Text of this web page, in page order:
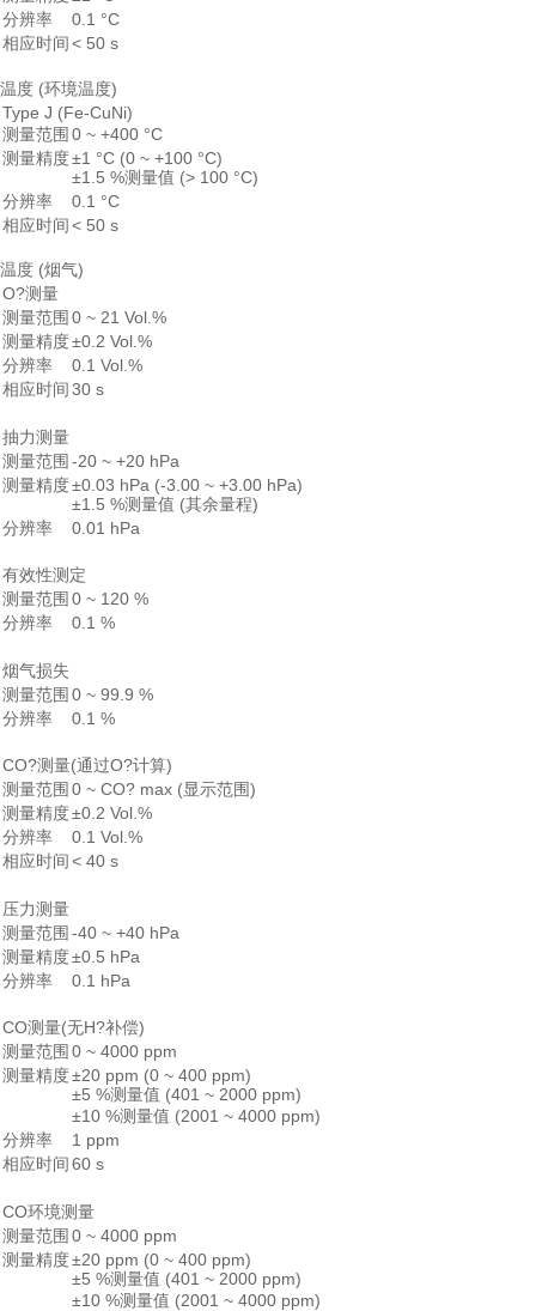
分辨率
0.1 °C
相应时间< 50 s
温度 (环境温度)
Type J (Fe-CuNi)
测量范围0 ~ +400 °C
测量精度±1 °C (0 ~ +100 °C)
±1.5 %测量值 (> 100 °C)
分辨率
0.1 °C
相应时间< 50 s
温度 (烟气)
O?测量
测量范围 0 ~ 21 Vol.%
测量精度±0.2 Vol.%
分辨率
0.1 Vol.%
相应时间30 s
抽力测量
测量范围-20 ~ +20 hPa
测量精度±0.03 hPa (-3.00 ~ +3.00 hPa)
±1.5 %测量值 (其余量程)
分辨率
0.01 hPa
有效性测定
测量范围 0 ~ 120 %
分辨率
0.1 %
烟气损失
测量范围0 ~ 99.9 %
分辨率
0.1 %
CO?测量(通过O?计算)
测量范围 0 ~ CO? max (显示范围)
测量精度±0.2 Vol.%
分辨率
0.1 Vol.%
相应时间< 40 s
压力测量
测量范围-40 ~ +40 hPa
测量精度±0.5 hPa
分辨率
0.1 hPa
CO测量(无H?补偿)
测量范围 0 ~ 4000 ppm
测量精度±20 ppm (0 ~ 400 ppm)
±5 %测量值 (401 ~ 2000 ppm)
±10 %测量值 (2001 ~ 4000 ppm)
分辨率
1 ppm
相应时间60 s
CO环境测量
测量范围0 ~ 4000 ppm
测量精度±20 ppm (0 ~ 400 ppm)
±5 %测量值 (401 ~ 2000 ppm)
±10 %测量值 (2001 ~ 4000 ppm)